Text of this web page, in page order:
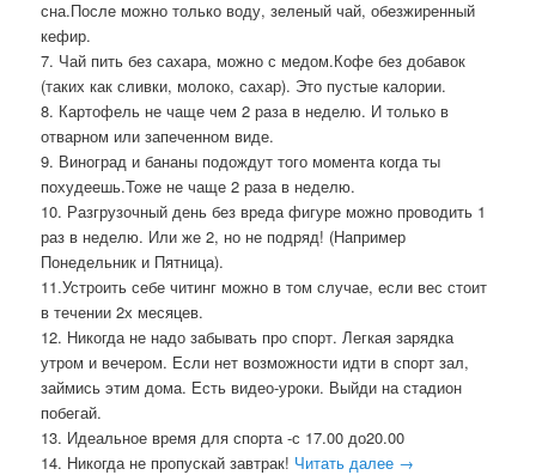
сна.После можно только воду, зеленый чай, обезжиренный
кефир.
7. Чай пить без сахара, можно с медом.Кофе без добавок
(таких как сливки, молоко, сахар). Это пустые калории.
8. Картофель не чаще чем 2 раза в неделю. И только в
отварном или запеченном виде.
9. Виноград и бананы подождут того момента когда ты
похудеешь.Тоже не чаще 2 раза в неделю.
10. Разгрузочный день без вреда фигуре можно проводить 1
раз в неделю. Или же 2, но не подряд! (Например
Понедельник и Пятница).
11.Устроить себе читинг можно в том случае, если вес стоит
в течении 2х месяцев.
12. Никогда не надо забывать про спорт. Легкая зарядка
утром и вечером. Если нет возможности идти в спорт зал,
займись этим дома. Есть видео-уроки. Выйди на стадион
побегай.
13. Идеальное время для спорта -с 17.00 до20.00
14. Никогда не пропускай завтрак! Читать далее →